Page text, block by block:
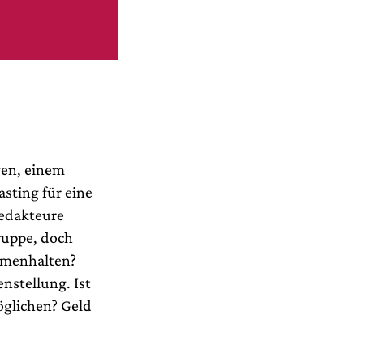
einem
für eine
doch
Ist
Geld